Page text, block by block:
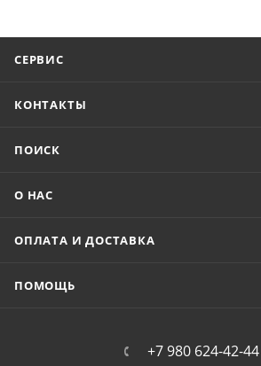
СЕРВИС
КОНТАКТЫ
ПОИСК
О НАС
ОПЛАТА И ДОСТАВКА
ПОМОЩЬ
+7 980 624-42-44